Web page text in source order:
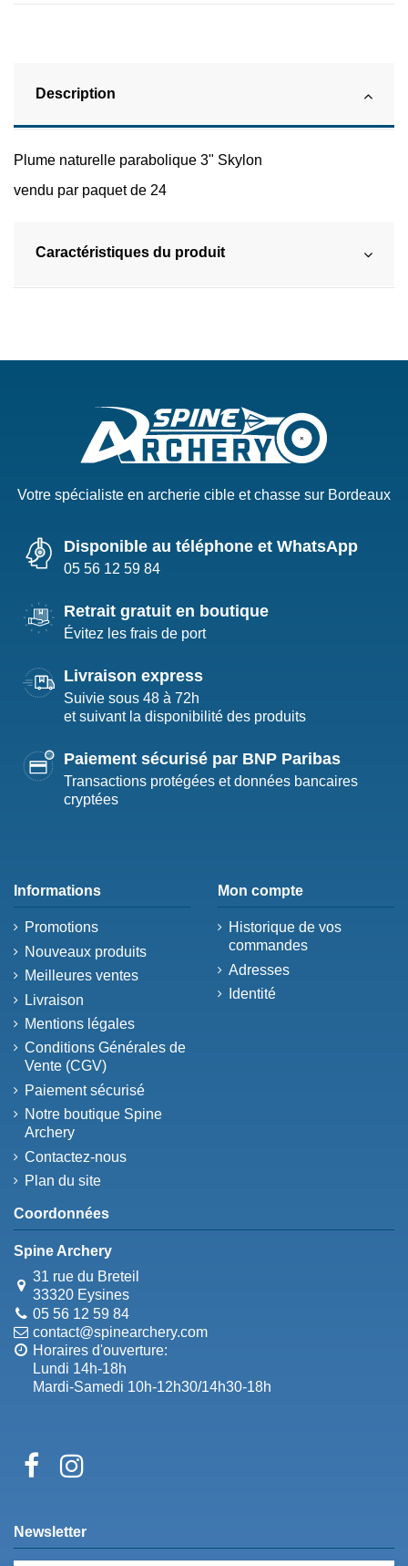
Description
Plume naturelle parabolique 3" Skylon
vendu par paquet de 24
Caractéristiques du produit
Votre spécialiste en archerie cible et chasse sur Bordeaux
Disponible au téléphone et WhatsApp
05 56 12 59 84
Retrait gratuit en boutique
Évitez les frais de port
Livraison express
Suivie sous 48 à 72h
et suivant la disponibilité des produits
Paiement sécurisé par BNP Paribas
Transactions protégées et données bancaires
cryptées
Informations
Promotions
Nouveaux produits
Meilleures ventes
Livraison
Mentions légales
Conditions Générales de
Vente (CGV)
Paiement sécurisé
Notre boutique Spine
Archery
Contactez-nous
Plan du site
Mon compte
Historique de vos
commandes
Adresses
Identité
Coordonnées
Spine Archery
31 rue du Breteil
33320 Eysines
05 56 12 59 84
contact@spinearchery.com
Horaires d'ouverture:
Lundi 14h-18h
Mardi-Samedi 10h-12h30/14h30-18h
Newsletter